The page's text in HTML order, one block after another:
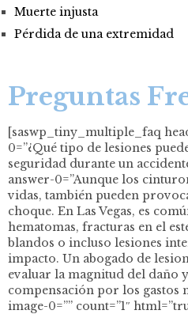
Muerte injusta
Pérdida de una extremidad
Preguntas
[saswp_tiny_multiple_faq
0=”¿Qué tipo de lesiones
seguridad durante un
answer-0=”Aunque los
vidas, también pueden
choque. En Las Vegas, es
hematomas, fracturas en el
blandos o incluso lesiones
impacto. Un abogado de
evaluar la magnitud del daño
compensación por los gastos
image-0=”” count=”1″